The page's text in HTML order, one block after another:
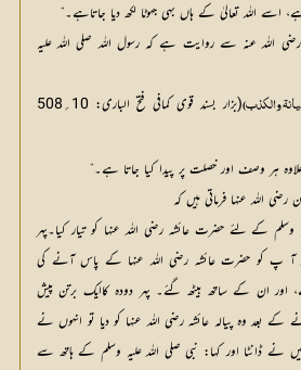
اللہ تعالىٰ كے ہاں بهى جهوٹا لكھ ديا جاتاہے۔“
اللہ عنہ سے روايت ہے كہ رسول اللہ صلی اللہ علیہ
والكذب)
ہر وصف اور خصلت پر پيدا كيا جاتا ہے۔“
وسلم كے لئے حضرت عائشہ رضی اللہ عنہا كو تيار كيا۔پهر
پ كو حضرت عائشہ رضی اللہ عنہا كے پاس آنے كى
ان كے ساتھ بیٹھ گئے۔ پهر دودہ كاايك برتن پيش
بعد وہ پيالہ عائشہ رضی اللہ عنہا كو ديا تو انہوں نے
نے ڈانٹا اور كہا: نبى صلی اللہ علیہ وسلم كے ہاتھ سے